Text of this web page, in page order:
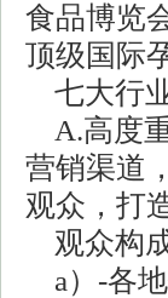
食品博览
顶级国际
七大行
A.高度
营销渠道
观众，打
观众构
a）-各